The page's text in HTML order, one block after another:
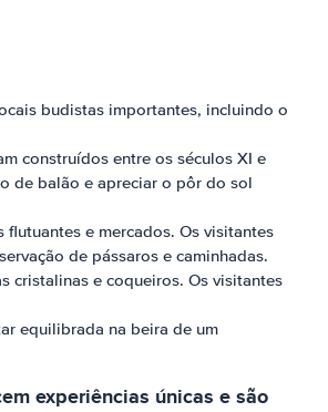
budistas importantes, incluindo o
construídos entre os séculos XI e
de balão e apreciar o pôr do sol
e mercados. Os visitantes
de pássaros e caminhadas.
cristalinas e coqueiros. Os visitantes
equilibrada na beira de um
experiências únicas e são